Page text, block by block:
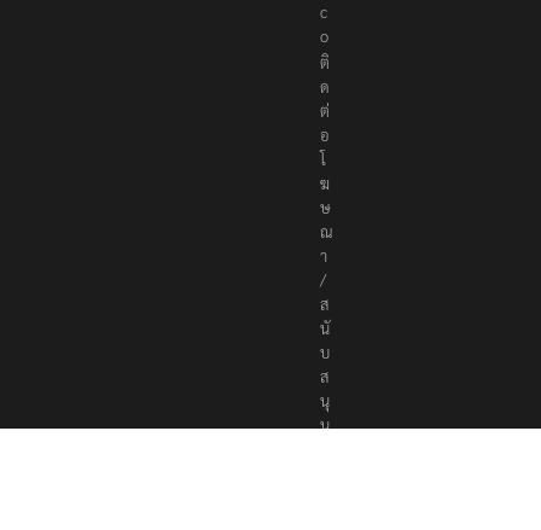
c
o
ติ
ด
ต่
อ
โ
ฆ
ษ
ณ
า
/
ส
นั
บ
ส
นุ
น